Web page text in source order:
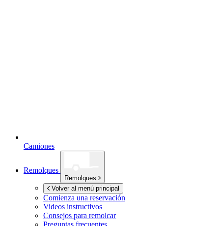
Camiones
Remolques
Remolques
Volver al menú principal
Comienza una reservación
Videos instructivos
Consejos para remolcar